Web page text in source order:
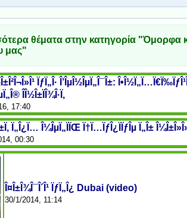
θέματα στην κατηγορία "Όμορφα
μας"
ÏƒÏ„Î· Î’ÎµÎ½ÎµÏ„Î¯Î±:
Î­Î½Î±ÏÎ¾Î·Ï‚
17:40
Ï„Î¿Ï… Î¼ÎµÏ„ÏÏŒ Ï†Ï…ÏƒÎ¿ÏÏƒÎµ Ï„Î±
00:30
Î¤Î±Î¾Î¯Î´Î¹ ÏƒÏ„Î¿ Dubai (video)
30/1/2014, 11:14